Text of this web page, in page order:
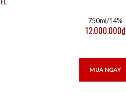
750ml/14%
12.000.000₫
MUA NGAY